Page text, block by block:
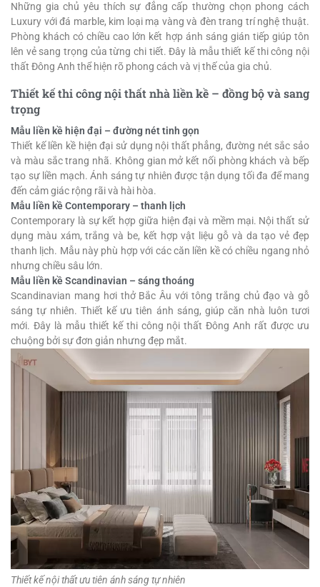
Những gia chủ yêu thích sự đẳng cấp thường chọn phong cách
Luxury với đá marble, kim loại mạ vàng và đèn trang trí nghệ thuật.
Phòng khách có chiều cao lớn kết hợp ánh sáng gián tiếp giúp tôn
lên vẻ sang trọng của từng chi tiết. Đây là mẫu thiết kế thi công nội
thất Đông Anh thể hiện rõ phong cách và vị thế của gia chủ.
Thiết kế thi công nội thất nhà liền kề – đồng bộ và sang
trọng
Mẫu liền kề hiện đại – đường nét tinh gọn
Thiết kế liền kề hiện đại sử dụng nội thất phẳng, đường nét sắc sảo
và màu sắc trang nhã. Không gian mở kết nối phòng khách và bếp
tạo sự liền mạch. Ánh sáng tự nhiên được tận dụng tối đa để mang
đến cảm giác rộng rãi và hài hòa.
Mẫu liền kề Contemporary – thanh lịch
Contemporary là sự kết hợp giữa hiện đại và mềm mại. Nội thất sử
dụng màu xám, trắng và be, kết hợp vật liệu gỗ và da tạo vẻ đẹp
thanh lịch. Mẫu này phù hợp với các căn liền kề có chiều ngang nhỏ
nhưng chiều sâu lớn.
Mẫu liền kề Scandinavian – sáng thoáng
Scandinavian mang hơi thở Bắc Âu với tông trắng chủ đạo và gỗ
sáng tự nhiên. Thiết kế ưu tiên ánh sáng, giúp căn nhà luôn tươi
mới. Đây là mẫu thiết kế thi công nội thất Đông Anh rất được ưu
chuộng bởi sự đơn giản nhưng đẹp mắt.
Thiết kế nội thất ưu tiên ánh sáng tự nhiên